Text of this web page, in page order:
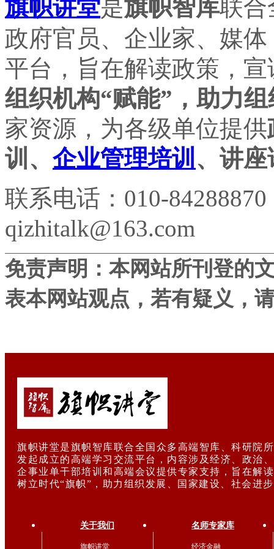
旗帜讲堂是旗帜智库联合
政府官员、企业家、媒
平台，旨在解读政策，
组织机构“赋能”，助力
家资源，为各级单位提供
训、 企业管理培训 、讲
联系电话：010-
qizhitalk@163.com
免责声明：本网站所刊登的
表本网站观点，若有疑义，
旗帜讲堂是旗帜智库联合全国众多高端智库、科研院
发起成立的高端学习交流平台，内容涉及经济、政治
企事业单干部培训和高端会议提供专家支持，旨在解
树立时代“旗帜”，助力组织发展、国家建设、社会进
关于我们
旗帜讲堂
名师专家库
经济金融